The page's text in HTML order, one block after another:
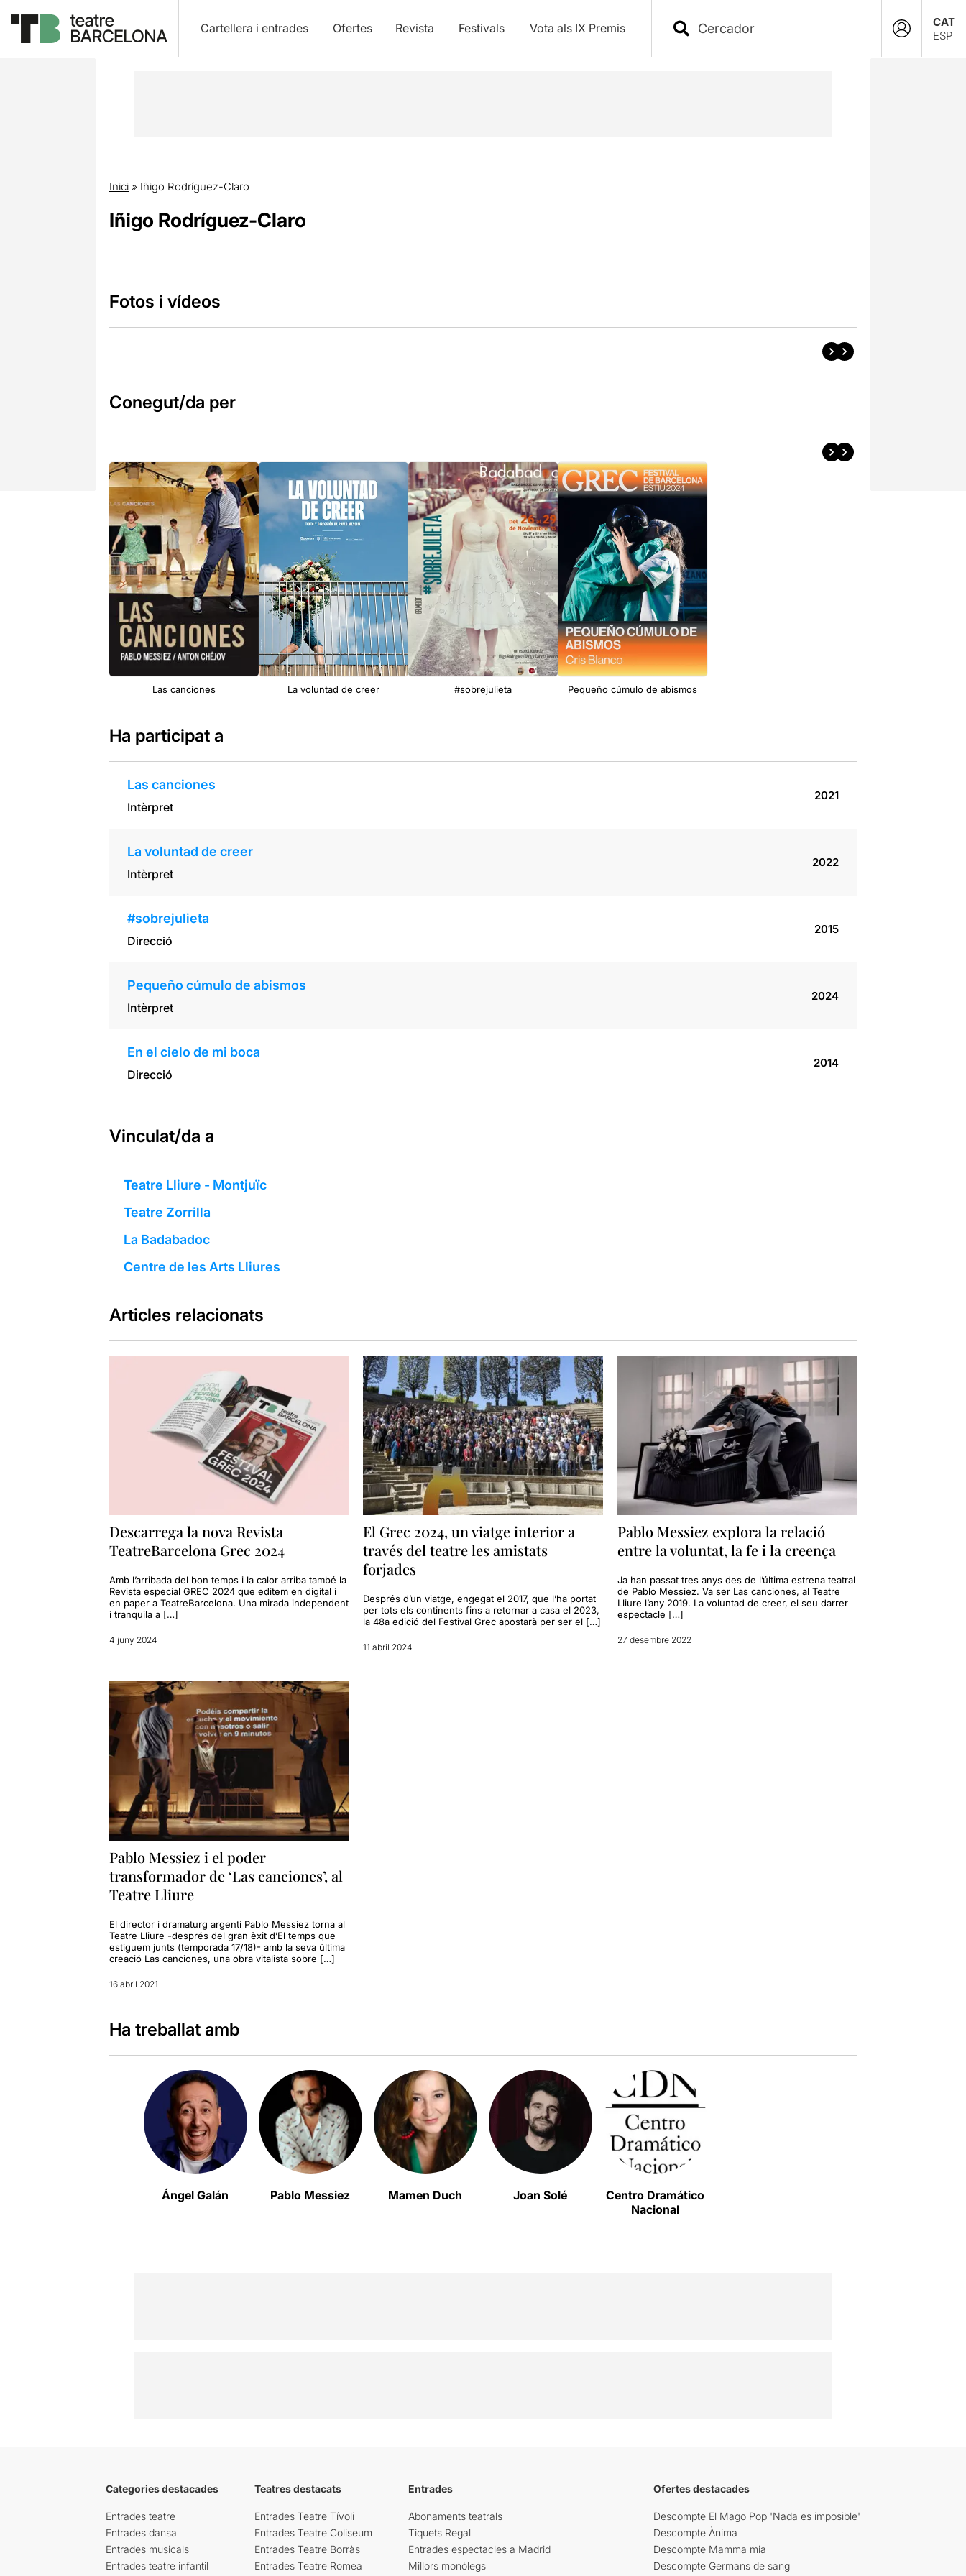
Cartellera i entrades Ofertes Revista Festivals Vota als IX Premis
CAT
ESP
Inici» Iñigo Rodríguez-Claro
Iñigo Rodríguez-Claro
Fotos i vídeos
Conegut/da per
Las canciones La voluntad de creer #sobrejulieta Pequeño cúmulo de abismos
Ha participat a
Las canciones
Intèrpret
2021
La voluntad de creer
Intèrpret
2022
#sobrejulieta
Direcció
2015
Pequeño cúmulo de abismos
Intèrpret
2024
En el cielo de mi boca
Direcció
2014
Vinculat/da a
Teatre Lliure - Montjuïc
Teatre Zorrilla
La Badabadoc
Centre de les Arts Lliures
Articles relacionats
Descarrega la nova Revista
TeatreBarcelona Grec 2024
Amb l’arribada del bon temps i la calor arriba també la
Revista especial GREC 2024 que editem en digital i
en paper a TeatreBarcelona. Una mirada independent
i tranquila a […]
4 juny 2024
El Grec 2024, un viatge interior a
través del teatre les amistats
forjades
Després d’un viatge, engegat el 2017, que l’ha portat
per tots els continents fins a retornar a casa el 2023,
la 48a edició del Festival Grec apostarà per ser el […]
11 abril 2024
Pablo Messiez explora la relació
entre la voluntat, la fe i la creença
Ja han passat tres anys des de l’última estrena teatral
de Pablo Messiez. Va ser Las canciones, al Teatre
Lliure l’any 2019. La voluntad de creer, el seu darrer
espectacle […]
27 desembre 2022
Pablo Messiez i el poder
transformador de ‘Las canciones’, al
Teatre Lliure
El director i dramaturg argentí Pablo Messiez torna al
Teatre Lliure -després del gran èxit d’El temps que
estiguem junts (temporada 17/18)- amb la seva última
creació Las canciones, una obra vitalista sobre […]
16 abril 2021
Ha treballat amb
Ángel Galán Pablo Messiez Mamen Duch Joan Solé
Centro Dramático
Nacional
Categories destacades
Entrades teatre
Entrades dansa
Entrades musicals
Entrades teatre infantil
Teatres destacats
Entrades Teatre Tívoli
Entrades Teatre Coliseum
Entrades Teatre Borràs
Entrades Teatre Romea
Entrades
Abonaments teatrals
Tiquets Regal
Entrades espectacles a Madrid
Millors monòlegs
Ofertes destacades
Descompte El Mago Pop 'Nada es imposible'
Descompte Ànima
Descompte Mamma mia
Descompte Germans de sang